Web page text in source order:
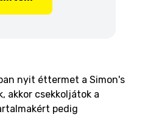
nyit éttermet a Simon's
akkor csekkoljátok a
pedig